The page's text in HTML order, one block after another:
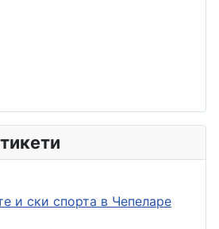
и ски спорта в Чепеларе